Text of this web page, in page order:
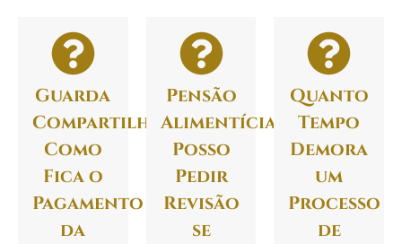
Guarda
Compartilhada:
Como
Fica o
Pagamento
da
Pensão
Alimentícia:
Posso
Pedir
Revisão
se
Quanto
Tempo
Demora
um
Processo
de